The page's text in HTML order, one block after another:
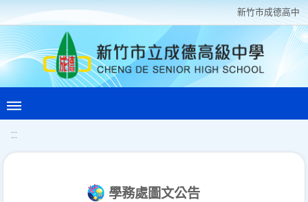
新竹巿成德高中
:::
學務處圖文公告